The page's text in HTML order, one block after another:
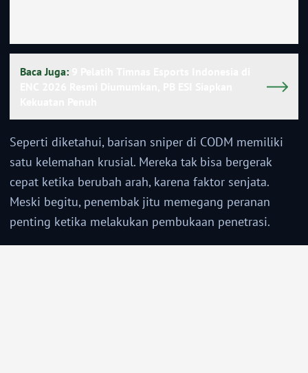
Baca Juga:
Seperti diketahui, barisan sniper di CODM memiliki
satu kelemahan krusial. Mereka tak bisa bergerak
cepat ketika berubah arah, karena faktor senjata.
Meski begitu, penembak jitu memegang peranan
penting ketika melakukan pembukaan penetrasi.